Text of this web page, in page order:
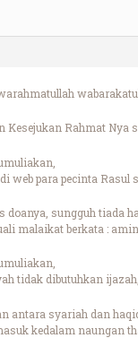
Kesejukan Rahmat Nya
web para pecinta
doanya, sungguh tiada
malaikat berkata :
tidak dibutuhkan
antara syariah dan
kedalam naungan